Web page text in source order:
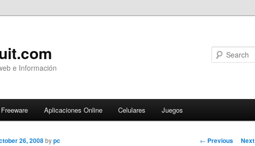
e Información
Freeware Aplicaciones Online Celulares Juegos
Post
← Previous Next
26, 2008 bypc